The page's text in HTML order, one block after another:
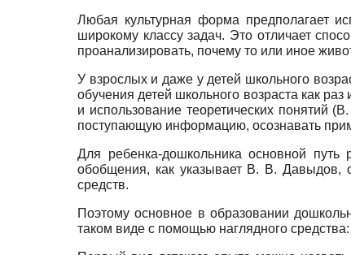
Любая культурная форма предполагает
широкому классу задач. Это отличает
проанализировать, почему то или иное
У взрослых и даже у детей школьного
обучения детей школьного возраста как
и использование теоретических понятий
поступающую информацию, осознавать
Для ребенка-дошкольника основной путь
обобщения, как указывает В. В. Давыдов,
средств.
Поэтому основное в образовании
таком виде с помощью наглядного